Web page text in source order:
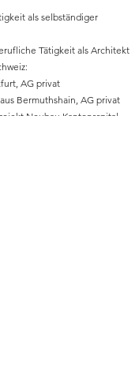
als selbständiger
Tätigkeit als Architekt
AG privat
Bermuthshain, AG privat
Neubau Kantonsspital